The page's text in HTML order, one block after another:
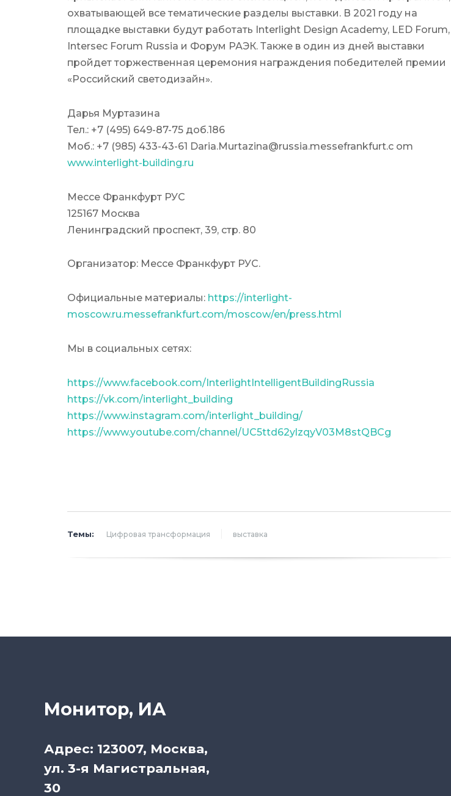
охватывающей все тематические разделы выставки. В 2021 году на
площадке выставки будут работать Interlight Design Academy, LED Forum,
Intersec Forum Russia и Форум РАЭК. Также в один из дней выставки
пройдет торжественная церемония награждения победителей премии
«Российский светодизайн».
Дарья Муртазина
Тел.: +7 (495) 649-87-75 доб.186
Моб.: +7 (985) 433-43-61 Daria.Murtazina@russia.messefrankfurt.c om
www.interlight-building.ru
Мессе Франкфурт РУС
125167 Москва
Ленинградский проспект, 39, стр. 80
Организатор: Мессе Франкфурт РУС.
Официальные материалы: https://interlight-
moscow.ru.messefrankfurt.com/moscow/en/press.html
Мы в социальных сетях:
https://www.facebook.com/InterlightIntelligentBuildingRussia
https://vk.com/interlight_building
https://www.instagram.com/interlight_building/
https://www.youtube.com/channel/UC5ttd62ylzqyV03M8stQBCg
Темы: Цифровая трансформация выставка
Монитор, ИА
Адрес: 123007, Москва,
ул. 3-я Магистральная,
30